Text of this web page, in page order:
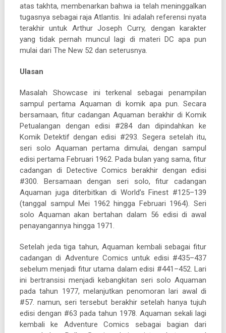
atas takhta, membenarkan bahwa ia telah meninggalkan
tugasnya sebagai raja Atlantis. Ini adalah referensi nyata
terakhir untuk Arthur Joseph Curry, dengan karakter
yang tidak pernah muncul lagi di materi DC apa pun
mulai dari The New 52 dan seterusnya.
Ulasan
Masalah Showcase ini terkenal sebagai penampilan
sampul pertama Aquaman di komik apa pun. Secara
bersamaan, fitur cadangan Aquaman berakhir di Komik
Petualangan dengan edisi #284 dan dipindahkan ke
Komik Detektif dengan edisi #293. Segera setelah itu,
seri solo Aquaman pertama dimulai, dengan sampul
edisi pertama Februari 1962. Pada bulan yang sama, fitur
cadangan di Detective Comics berakhir dengan edisi
#300. Bersamaan dengan seri solo, fitur cadangan
Aquaman juga diterbitkan di World’s Finest #125–139
(tanggal sampul Mei 1962 hingga Februari 1964). Seri
solo Aquaman akan bertahan dalam 56 edisi di awal
penayangannya hingga 1971.
Setelah jeda tiga tahun, Aquaman kembali sebagai fitur
cadangan di Adventure Comics untuk edisi #435–437
sebelum menjadi fitur utama dalam edisi #441–452. Lari
ini bertransisi menjadi kebangkitan seri solo Aquaman
pada tahun 1977, melanjutkan penomoran lari awal di
#57. namun, seri tersebut berakhir setelah hanya tujuh
edisi dengan #63 pada tahun 1978. Aquaman sekali lagi
kembali ke Adventure Comics sebagai bagian dari